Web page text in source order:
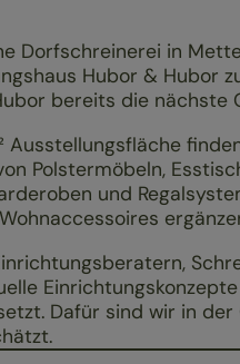
Dorfschreinerei in
Hubor & Hubor
bereits die nächste
Ausstellungsfläche
Polstermöbeln,
und
Dafür sind wir in